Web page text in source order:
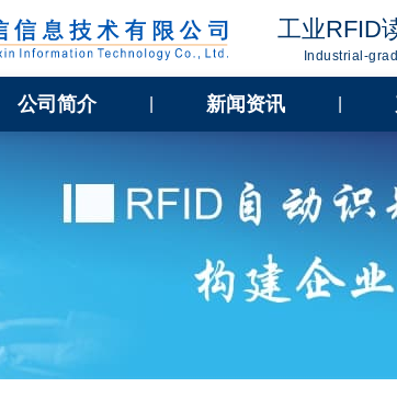
工业RFID
Industrial-
公司简介 新闻资讯